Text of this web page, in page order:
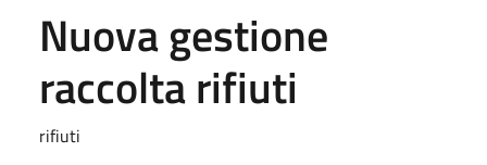
Nuova gestione
raccolta rifiuti
rifiuti